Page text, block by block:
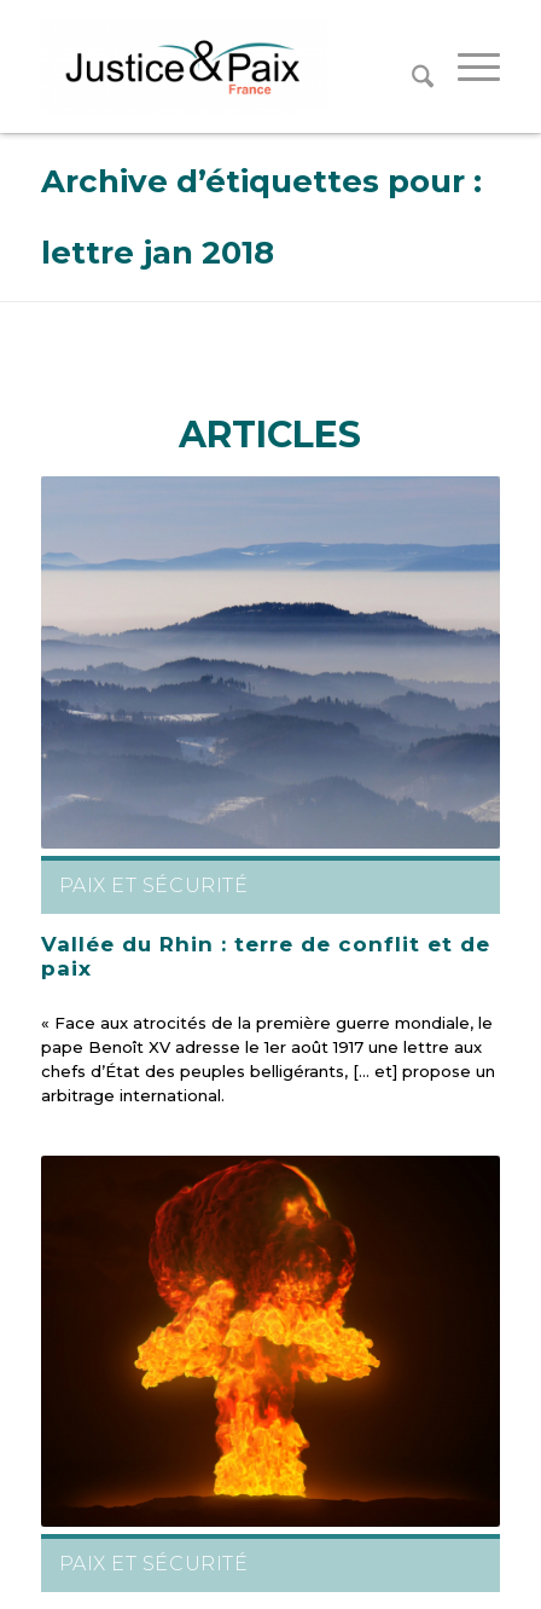
Archive d’étiquettes pour :
lettre jan 2018
ARTICLES
PAIX ET SÉCURITÉ
Vallée du Rhin : terre de conflit et de
paix
« Face aux atrocités de la première guerre mondiale, le
pape Benoît XV adresse le 1er août 1917 une lettre aux
chefs d’État des peuples belligérants, [… et] propose un
arbitrage international.
PAIX ET SÉCURITÉ